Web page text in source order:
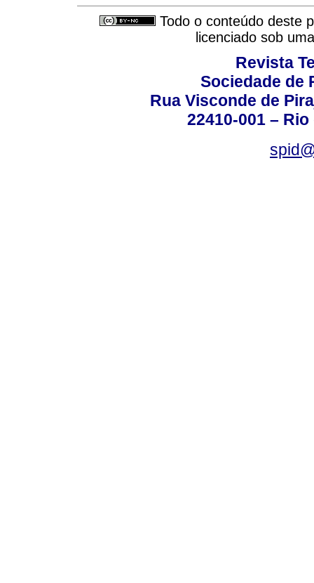
Todo o conteúdo deste
licenciado sob
Revista
Sociedade de
Rua Visconde de
22410-001 –